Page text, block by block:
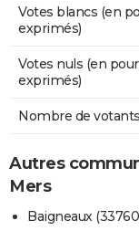
Votes blancs (en
exprimés)
Votes nuls (en
exprimés)
Nombre de votants
Autres
Mers
Baigneaux